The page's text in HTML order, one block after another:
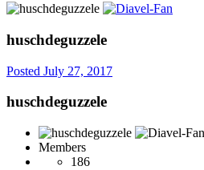
huschdeguzzele
Posted July 27, 2017
huschdeguzzele
Members
186